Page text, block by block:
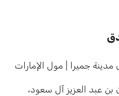
جميرا | مول الإمارات
بن عبد العزيز آل سعود،